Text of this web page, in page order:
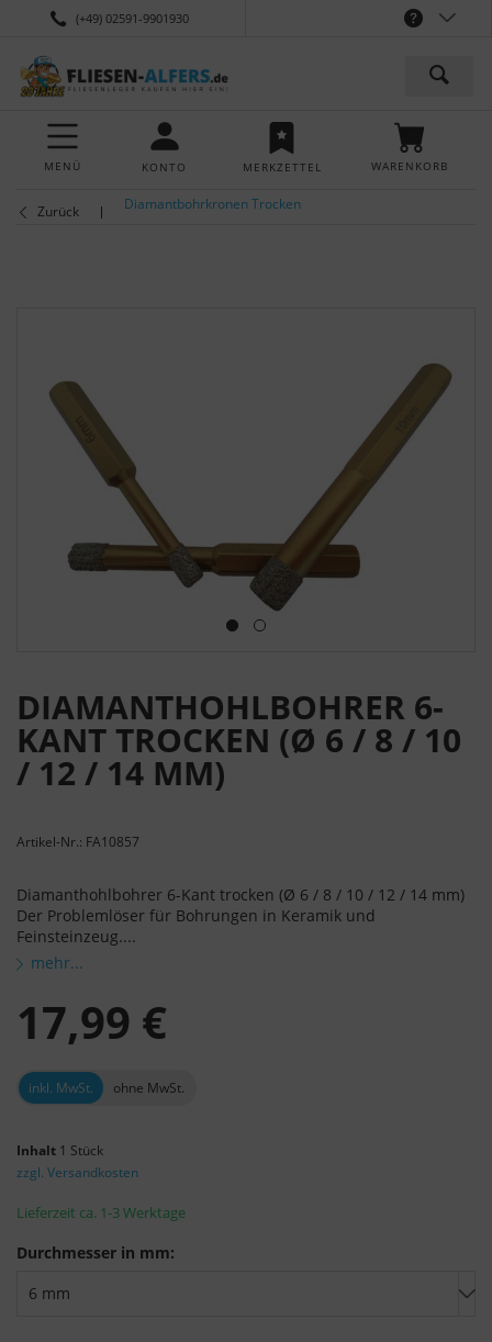
(+49) 02591-9901930
MENÜ KONTO MERKZETTEL WARENKORB
Zurück Diamantbohrkronen Trocken
DIAMANTHOHLBOHRER 6-
KANT TROCKEN (Ø 6 / 8 / 10
/ 12 / 14 MM)
Artikel-Nr.: FA10857
Diamanthohlbohrer 6-Kant trocken (Ø 6 / 8 / 10 / 12 / 14 mm)
Der Problemlöser für Bohrungen in Keramik und
Feinsteinzeug....
mehr...
17,99 €
inkl. MwSt. ohne MwSt.
Inhalt 1 Stück
zzgl. Versandkosten
Lieferzeit ca. 1-3 Werktage
Durchmesser in mm: